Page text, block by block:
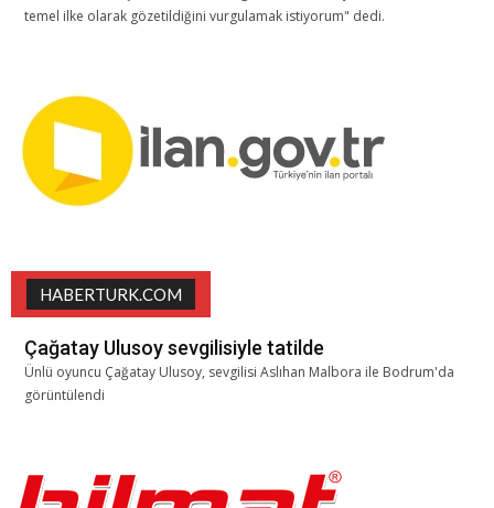
temel ilke olarak gözetildiğini vurgulamak istiyorum" dedi.
HABERTURK.COM
Çağatay Ulusoy sevgilisiyle tatilde
Ünlü oyuncu Çağatay Ulusoy, sevgilisi Aslıhan Malbora ile Bodrum'da
görüntülendi